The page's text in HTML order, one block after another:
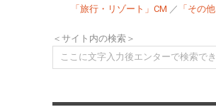
「旅行・リゾート」CM ／ 「その
＜サイト内の検索＞